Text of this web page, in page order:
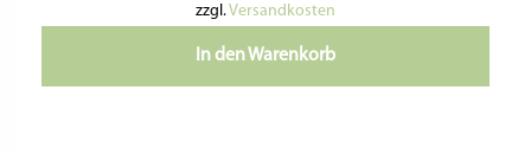
zzgl.Versandkosten
In den Warenkorb